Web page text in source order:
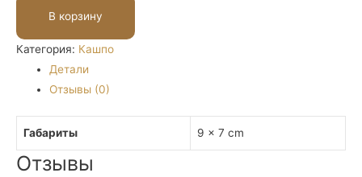
бетона
В корзину
Категория: Кашпо
Детали
Отзывы (0)
Габариты 9 × 7 cm
Отзывы